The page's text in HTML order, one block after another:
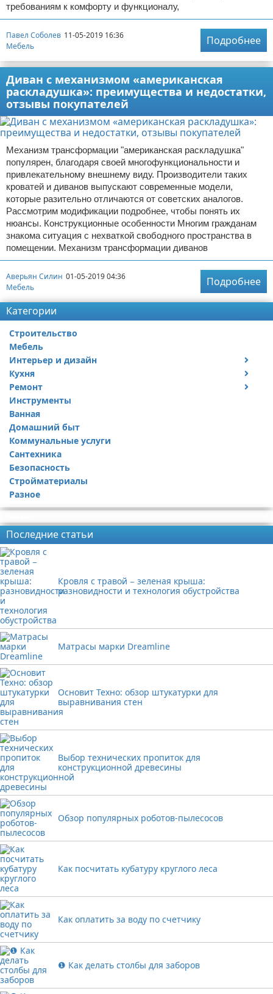
требованиям к комфорту и функционалу,
Павел Соболев 11-05-2019 16:36
Мебель
Подробнее
Диван с механизмом «американская
раскладушка»: преимущества и недостатки,
отзывы покупателей
Механизм трансформации "американская раскладушка"
популярен, благодаря своей многофункциональности и
привлекательному внешнему виду. Производители таких
кроватей и диванов выпускают современные модели,
которые разительно отличаются от советских аналогов.
Рассмотрим модификации подробнее, чтобы понять их
нюансы. Конструкционные особенности Многим гражданам
знакома ситуация с нехваткой свободного пространства в
помещении. Механизм трансформации диванов
Аверьян Силин 01-05-2019 04:36
Мебель
Подробнее
Категории
Строительство
Мебель
Интерьер и дизайн
Дизайн дачи
Дизайн квартиры
Кухня
Посуда
Ремонт
Ремонт дачи
Ремонт квартиры
Инструменты
Ванная
Домашний быт
Коммунальные услуги
Сантехника
Безопасность
Стройматериалы
Разное
Последние статьи
Кровля с травой − зеленая крыша:
разновидности и технология обустройства
Матрасы марки Dreamline
Основит Техно: обзор штукатурки для
выравнивания стен
Выбор технических пропиток для
конструкционной древесины
Обзор популярных роботов-пылесосов
Как посчитать кубатуру круглого леса
Как оплатить за воду по счетчику
❶ Как делать столбы для заборов